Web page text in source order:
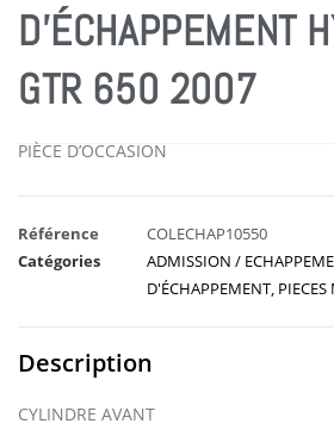
D’ÉCHAPPEMENT
GTR 650 2007
PIÈCE D’OCCASION
Référence
COLECHAP10550
Catégories
ADMISSION /
D'ÉCHAPPEMENT
Description
CYLINDRE AVANT